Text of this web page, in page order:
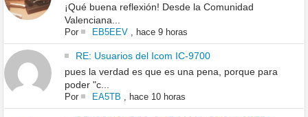
¡Qué buena reflexión! Desde la Comunidad
Valenciana...
Por EB5EEV, hace 9 horas
RE: Usuarios del Icom IC-9700
pues la verdad es que es una pena, porque para
poder "c...
Por EA5TB hace 10 horas